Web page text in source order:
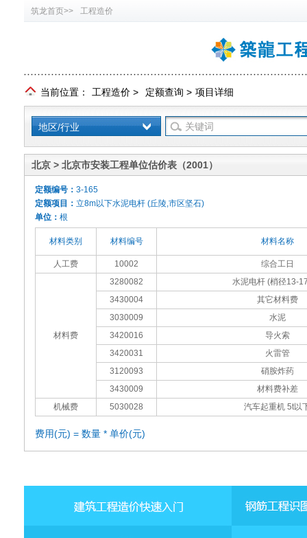
筑龙首页>> 工程造价
当前位置： 工程造价 > 定额查询 > 项目详细
地区/行业
北京 > 北京市安装工程单位估价表（2001）
定额编号： 3-165
定额项目： 立8m以下水泥电杆 (丘陵,市区坚石)
单位： 根
材料类别 材料编号 材料名称
人工费 10002 综合工日
材料费
3280082
水泥电杆 (梢径13-
3430004
其它材料费
3030009
水泥
3420016
导火索
3420031
火雷管
3120093
硝胺炸药
3430009
材料费补差
机械费
5030028 汽车起重机 5t以
费用(元) = 数量 * 单价(元)